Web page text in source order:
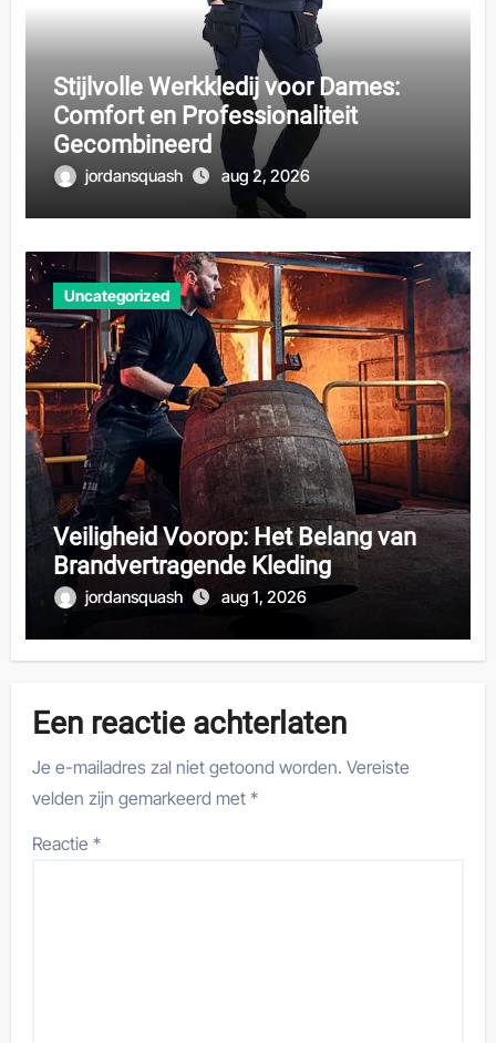
Stijlvolle Werkkledij voor Dames:
Comfort en Professionaliteit
Gecombineerd
jordansquash aug 2, 2026
Uncategorized
Veiligheid Voorop: Het Belang van
Brandvertragende Kleding
jordansquash aug 1, 2026
Een reactie achterlaten
Je e-mailadres zal niet getoond worden. Vereiste
velden zijn gemarkeerd met*
Reactie*